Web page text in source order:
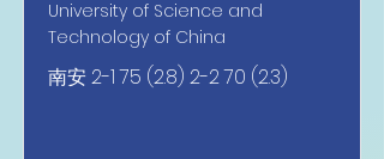
University of Science and
Technology of China
南安2-1 75 (2.8) 2-2 70 (2.3)